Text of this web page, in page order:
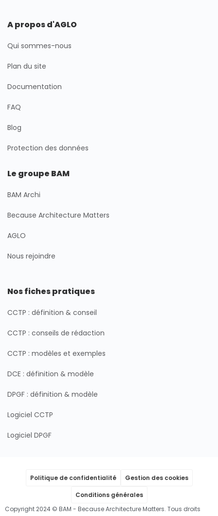
A propos d'AGLO
Qui sommes-nous
Plan du site
Documentation
FAQ
Blog
Protection des données
Le groupe BAM
BAM Archi
Because Architecture Matters
AGLO
Nous rejoindre
Nos fiches pratiques
CCTP : définition & conseil
CCTP : conseils de rédaction
CCTP : modèles et exemples
DCE : définition & modèle
DPGF : définition & modèle
Logiciel CCTP
Logiciel DPGF
Politique de confidentialité Gestion des cookies
Conditions générales
Copyright 2024 © BAM - Because Architecture Matters. Tous droits